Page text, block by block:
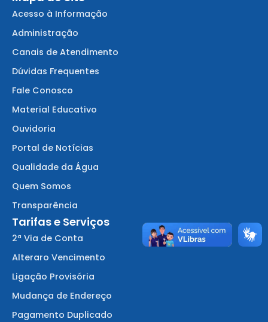
Acesso à Informação
Administração
Canais de Atendimento
Dúvidas Frequentes
Fale Conosco
Material Educativo
Ouvidoria
Portal de Notícias
Qualidade da Água
Quem Somos
Transparência
Tarifas e Serviços
2ª Via de Conta
Alteraro Vencimento
Ligação Provisória
Mudança de Endereço
Pagamento Duplicado